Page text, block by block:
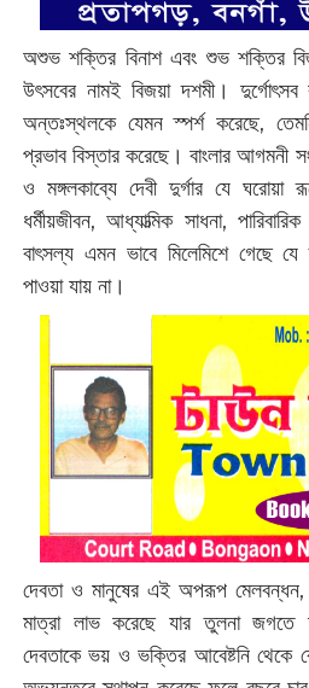
অশুভ শক্তির বিনাশ এবং শুভ শক্তির
উৎসবের নামই বিজয়া দশমী। দুর্গোৎসব
অন্তঃস্থলকে যেমন স্পর্শ করেছে,
প্রভাব বিস্তার করেছে। বাংলার আগমনী
ও মঙ্গলকাব্যে দেবী দুর্গার যে ঘরোয়া
ধর্মীয়জীবন, আধ্যাত্মিক সাধনা,
বাৎসল্য এমন ভাবে মিলেমিশে গেছে
পাওয়া যায় না।
দেবতা ও মানুষের এই অপরূপ
মাত্রা লাভ করেছে যার তুলনা জগতে
দেবতাকে ভয় ও ভক্তির আবেষ্টনি থেকে